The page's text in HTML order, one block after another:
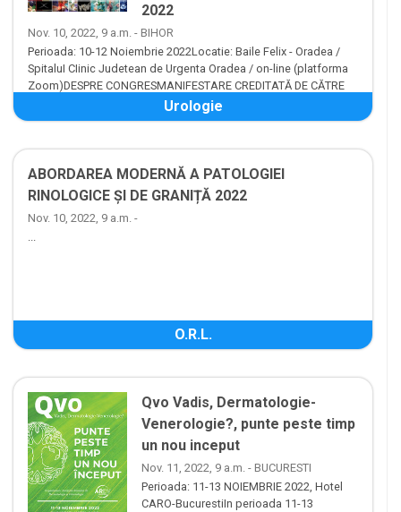
2022
Nov. 10, 2022, 9 a.m. - BIHOR
Perioada: 10-12 Noiembrie 2022Locatie: Baile Felix - Oradea /
SpitaluI CIinic Judetean de Urgenta Oradea / on-line (platforma
Zoom)DESPRE CONGRESMANIFESTARE CREDITATĂ DE CĂTRE
Urologie
ABORDAREA MODERNĂ A PATOLOGIEI
RINOLOGICE ȘI DE GRANIȚĂ 2022
Nov. 10, 2022, 9 a.m. -
O.R.L.
Qvo Vadis, Dermatologie-
Venerologie?, punte peste timp
un nou inceput
Nov. 11, 2022, 9 a.m. - BUCURESTI
Perioada: 11-13 NOIEMBRIE 2022, Hotel
CARO-BucurestiIn perioada 11-13